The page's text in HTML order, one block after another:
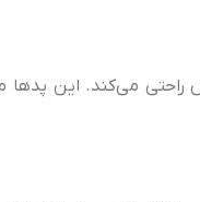
می‌کند. این پدها